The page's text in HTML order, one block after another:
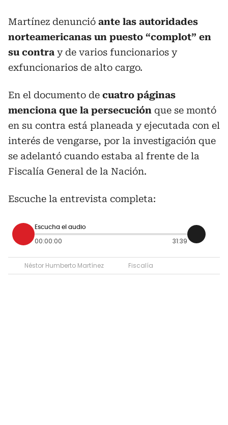
Martínez denunció ante las autoridades
norteamericanas un puesto “complot” en
su contra y de varios funcionarios y
exfuncionarios de alto cargo.
En el documento de cuatro páginas
menciona que la persecución que se montó
en su contra está planeada y ejecutada con el
interés de vengarse, por la investigación que
se adelantó cuando estaba al frente de la
Fiscalía General de la Nación.
Escuche la entrevista completa:
Escucha el audio
00:00:00 31:39
Néstor Humberto Martínez Fiscalía